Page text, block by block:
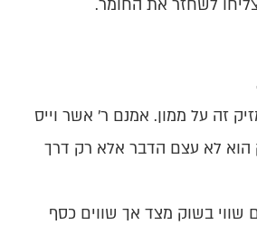
לשחזר את החומר.
זה על ממון. אמנם ר' אשר וייס
לא עצם הדבר אלא רק דרך
שווי בשוק מצד אך שווים כסף